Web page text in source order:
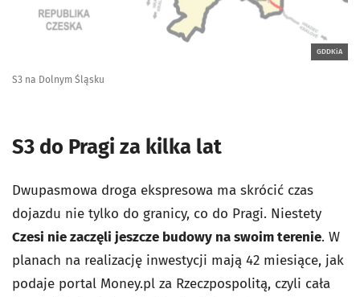
GDDKiA
S3 na Dolnym Śląsku
S3 do Pragi za kilka lat
Dwupasmowa droga ekspresowa ma skrócić czas
dojazdu nie tylko do granicy, co do Pragi. Niestety
Czesi nie zaczęli jeszcze budowy na swoim terenie. W
planach na realizację inwestycji mają 42 miesiące, jak
podaje portal Money.pl za Rzeczpospolitą, czyli cała